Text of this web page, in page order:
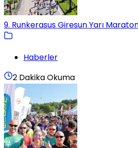
9. Runkerasus Giresun Yarı
Haberler
2 Dakika Okuma